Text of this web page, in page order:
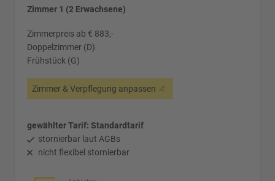
Zimmer 1 (2 Erwachsene)
Zimmerpreis ab € 883,-
Doppelzimmer (D)
Frühstück (G)
Zimmer & Verpflegung anpassen
gewählter Tarif: Standardtarif
stornierbar laut AGBs
nicht flexibel stornierbar